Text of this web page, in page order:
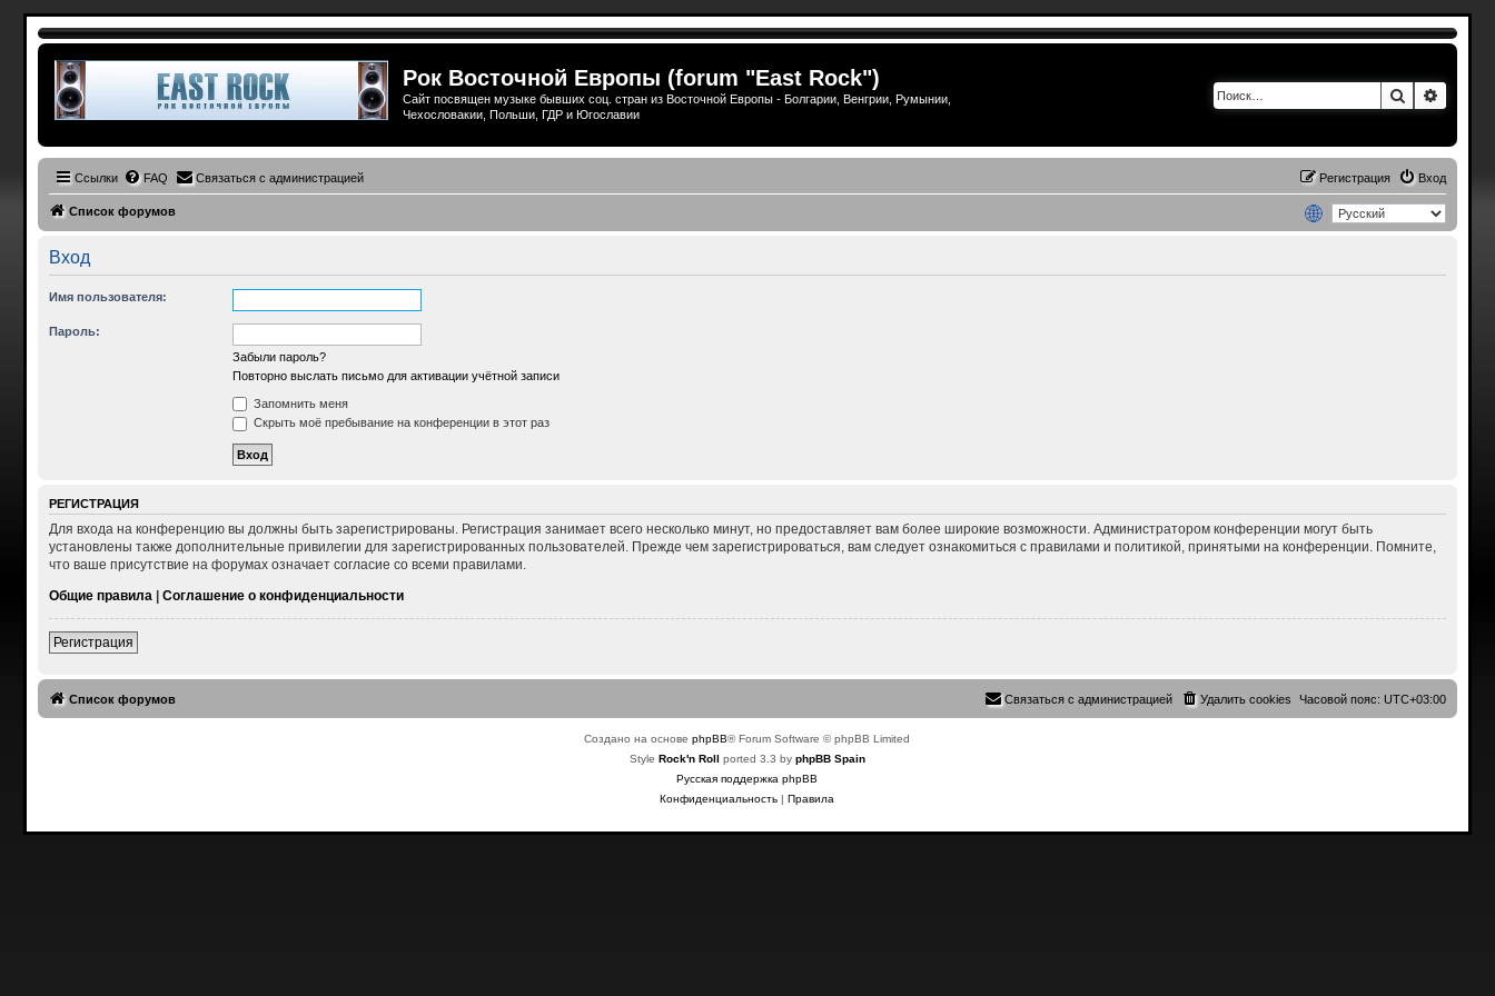
Рок Восточной Европы (forum "East Rock")
Сайт посвящен музыке бывших соц. стран из Восточной Европы - Болгарии, Венгрии, Румынии,
Чехословакии, Польши, ГДР и Югославии
Поиск
Ссылки FAQ Связаться с администрацией Вход
Регистрация
Список форумов
Вход
Имя пользователя:
Пароль:
Забыли пароль?
Повторно выслать письмо для активации учётной записи
Запомнить меня
Скрыть моё пребывание на конференции в этот раз
РЕГИСТРАЦИЯ
Для входа на конференцию вы должны быть зарегистрированы. Регистрация занимает всего несколько минут, но предоставляет вам более широкие возможности. Администратором конференции могут быть
установлены также дополнительные привилегии для зарегистрированных пользователей. Прежде чем зарегистрироваться, вам следует ознакомиться с правилами и политикой, принятыми на конференции. Помните,
что ваше присутствие на форумах означает согласие со всеми правилами.
Общие правила| Соглашение о конфиденциальности
Регистрация
Список форумов Часовой пояс:UTC+03:00
Удалить cookies
Связаться с администрацией
Создано на основеphpBB® Forum Software © phpBB Limited
Style Rock'n Roll ported 3.3 by phpBB Spain
Русская поддержка phpBB
Конфиденциальность |Правила